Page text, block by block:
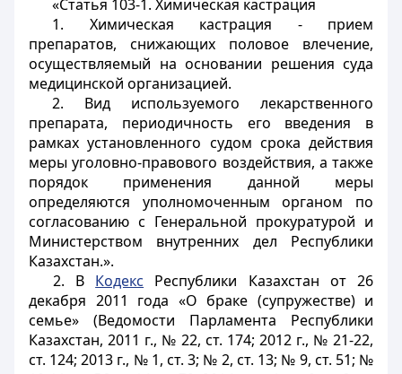
«Статья 103-1. Химическая кастрация
1. Химическая кастрация - прием
препаратов, снижающих половое влечение,
осуществляемый на основании решения суда
медицинской организацией.
2. Вид используемого лекарственного
препарата, периодичность его введения в
рамках установленного судом срока действия
меры уголовно-правового воздействия, а также
порядок применения данной меры
определяются уполномоченным органом по
согласованию с Генеральной прокуратурой и
Министерством внутренних дел Республики
Казахстан.».
2. В Кодекс Республики Казахстан от 26
декабря 2011 года «О браке (супружестве) и
семье» (Ведомости Парламента Республики
Казахстан, 2011 г., № 22, ст. 174; 2012 г., № 21-22,
ст. 124; 2013 г., № 1, ст. 3; № 2, ст. 13; № 9, ст. 51; №